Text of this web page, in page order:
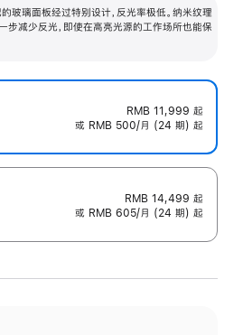
玻璃面板经过特别设计，反光率极低。纳米纹理
步减少反光，即使在高亮光源的工作场所也能保
RMB 11,999 起
或 RMB 500/月 (24 期) 起
RMB 14,499 起
或 RMB 605/月 (24 期) 起